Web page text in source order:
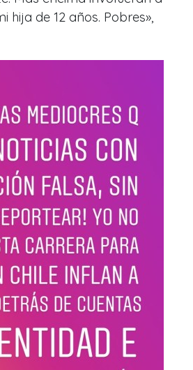
hija de 12 años. Pobres»,